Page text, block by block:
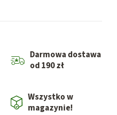
Darmowa dostawa
od 190 zł
Wszystko w
magazynie!